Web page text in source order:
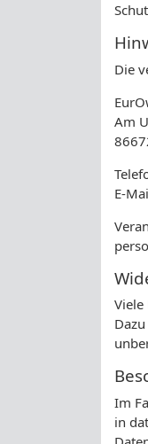
Die
Am
E-
Im
in